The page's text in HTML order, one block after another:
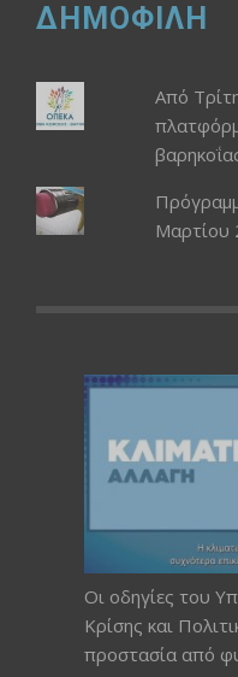
ΔΗΜΟΦΙΛΗ
Από
Μαρτίου
Οι οδηγίες του
Κρίσης και
προστασία από